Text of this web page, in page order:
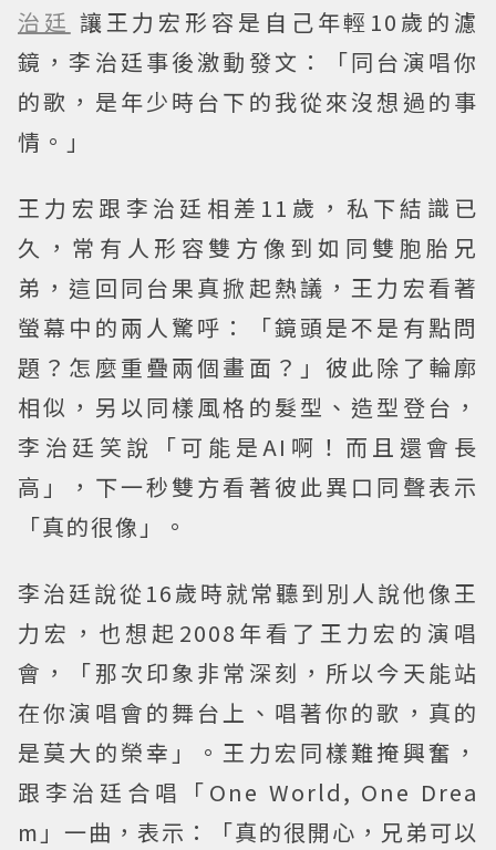
治廷 讓王力宏形容是自己年輕10歲的濾
鏡，李治廷事後激動發文：「同台演唱你
的歌，是年少時台下的我從來沒想過的事
情。」
王力宏跟李治廷相差11歲，私下結識已
久，常有人形容雙方像到如同雙胞胎兄
弟，這回同台果真掀起熱議，王力宏看著
螢幕中的兩人驚呼：「鏡頭是不是有點問
題？怎麼重疊兩個畫面？」彼此除了輪廓
相似，另以同樣風格的髮型、造型登台，
李治廷笑說「可能是AI啊！而且還會長
高」，下一秒雙方看著彼此異口同聲表示
「真的很像」。
李治廷說從16歲時就常聽到別人說他像王
力宏，也想起2008年看了王力宏的演唱
會，「那次印象非常深刻，所以今天能站
在你演唱會的舞台上、唱著你的歌，真的
是莫大的榮幸」。王力宏同樣難掩興奮，
跟李治廷合唱「One World, One Drea
m」一曲，表示：「真的很開心，兄弟可以